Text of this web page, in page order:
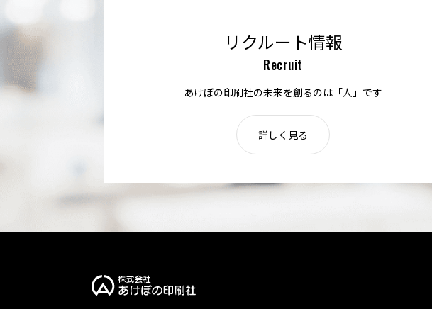
リクルート情報
Recruit
あけぼの印刷社の未来を創るのは「人」です
詳しく見る